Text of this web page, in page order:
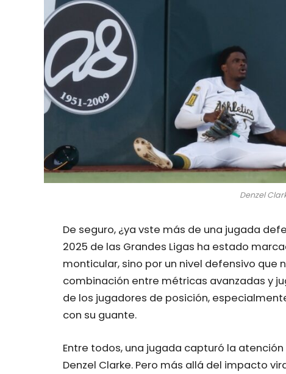
Denzel
De seguro, ¿ya vste más de una jugada
2025 de las Grandes Ligas ha estado
monticular, sino por un nivel defensivo que
combinación entre métricas avanzadas y
de los jugadores de posición,
con su guante.
Entre todos, una jugada capturó la
Denzel Clarke. Pero más allá del impacto